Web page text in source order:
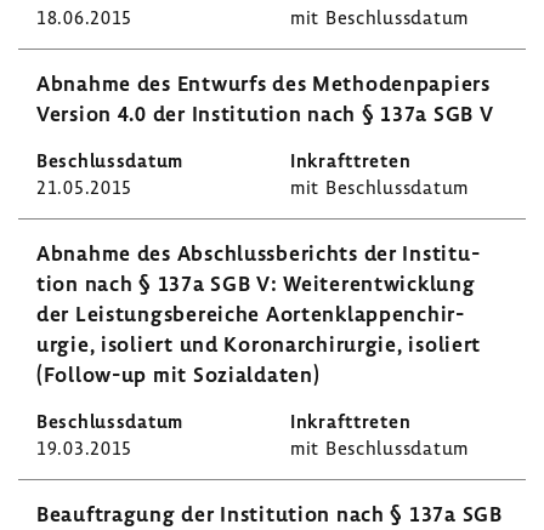
18.06.2015 mit Beschluss­datum
Abnahme des Entwurfs des Metho­den­pa­piers
Version 4.0 der Insti­tu­tion nach § 137a SGB V
21.05.2015 mit Beschluss­datum
Abnahme des Abschluss­be­richts der Insti­tu­
tion nach § 137a SGB V: Weiter­ent­wick­lung
der Leis­tungs­be­reiche Aorten­klap­pen­chir­
urgie, isoliert und Koro­nar­chir­urgie, isoliert
(Follow-​up mit Sozi­al­daten)
19.03.2015 mit Beschluss­datum
Beauf­tra­gung der Insti­tu­tion nach § 137a SGB